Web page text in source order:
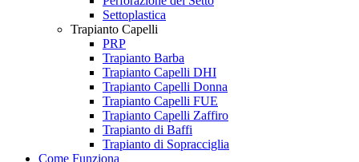
Settoplastica
Trapianto Capelli
PRP
Trapianto Barba
Trapianto Capelli DHI
Trapianto Capelli Donna
Trapianto Capelli FUE
Trapianto Capelli Zaffiro
Trapianto di Baffi
Trapianto di Sopracciglia
Come Funziona